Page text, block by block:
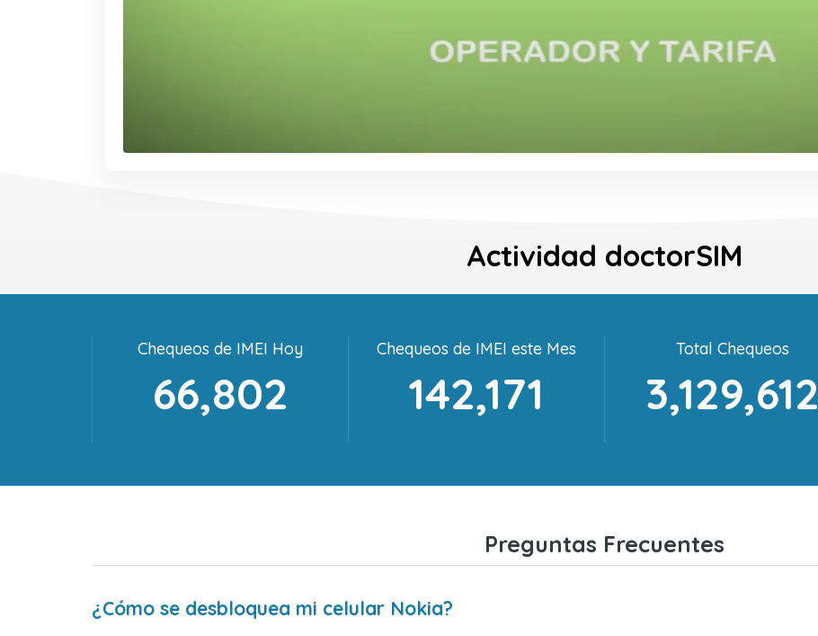
Actividad doctorSIM
Chequeos de IMEI Hoy
66,802
Chequeos de IMEI este Mes
142,171
Total Chequeos
3,129,612
Preguntas Frecuentes
¿Cómo se desbloquea mi celular Nokia?